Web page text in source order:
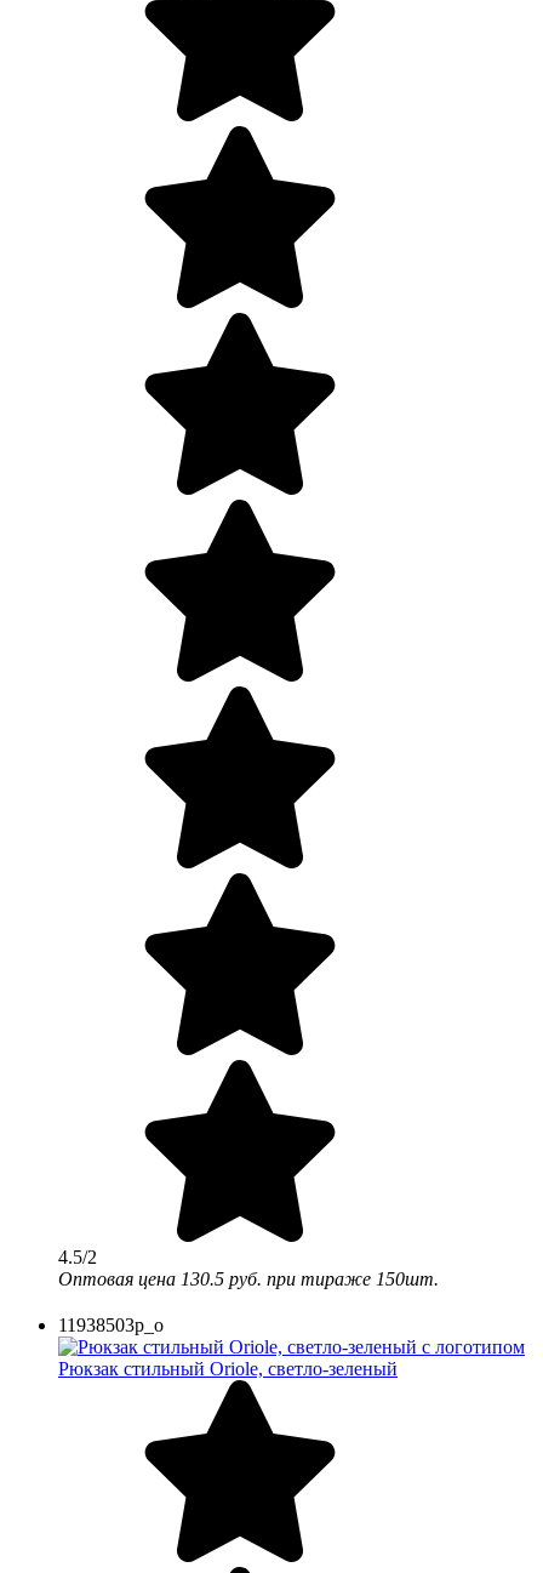
4.5/2
Оптовая цена 130.5 руб. при тираже 150шт.
11938503p_o
Рюкзак стильный Oriole, светло-зеленый